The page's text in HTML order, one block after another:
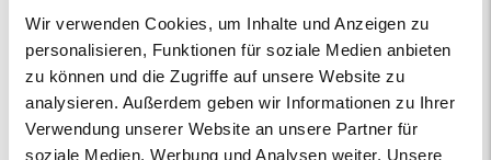
Wir verwenden Cookies, um Inhalte und Anzeigen zu
personalisieren, Funktionen für soziale Medien anbieten
zu können und die Zugriffe auf unsere Website zu
analysieren. Außerdem geben wir Informationen zu Ihrer
Verwendung unserer Website an unsere Partner für
soziale Medien, Werbung und Analysen weiter. Unsere
Steinqualität VS2
Edelsteinfarbe Diamant
Ringweite in mm 55